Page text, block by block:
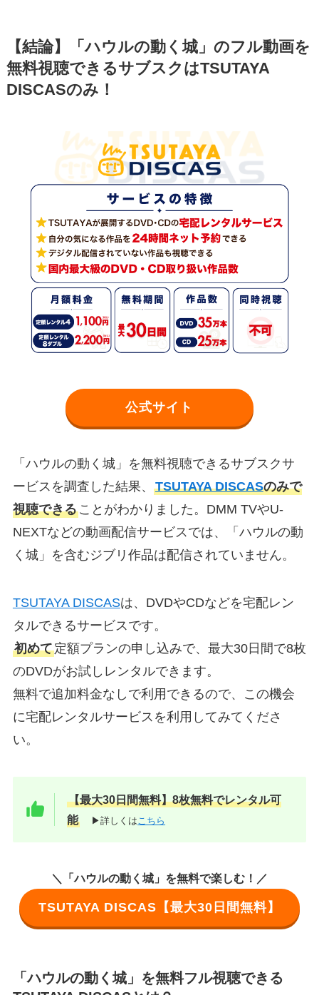
【結論】「ハウルの動く城」のフル動画を
無料視聴できるサブスクはTSUTAYA
DISCASのみ！
公式サイト
「ハウルの動く城」を無料視聴できるサブスクサ
ービスを調査した結果、 TSUTAYA DISCASのみで
視聴できることがわかりました。DMM TVやU-
NEXTなどの動画配信サービスでは、「ハウルの動
く城」を含むジブリ作品は配信されていません。
TSUTAYA DISCASは、DVDやCDなどを宅配レン
タルできるサービスです。
初めて定額プランの申し込みで、最大30日間で8枚
のDVDがお試しレンタルできます。
無料で追加料金なしで利用できるので、この機会
に宅配レンタルサービスを利用してみてくださ
い。
【最大30日間無料】8枚無料でレンタル可
能
▶詳しくはこちら
＼「ハウルの動く城」を無料で楽しむ！／
TSUTAYA DISCAS【最大30日間無料】
「ハウルの動く城」を無料フル視聴できる